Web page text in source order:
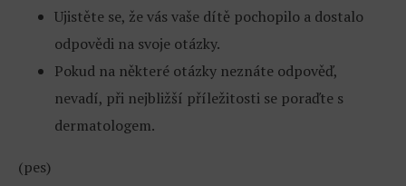
Ujistěte se, že vás vaše dítě pochopilo a dostalo
odpovědi na svoje otázky.
Pokud na některé otázky neznáte odpověď,
nevadí, při nejbližší příležitosti se poraďte s
dermatologem.
(pes)